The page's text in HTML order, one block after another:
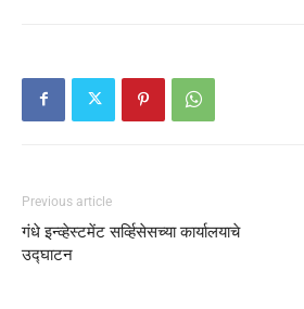
Previous article
गंधे इन्व्हेस्टमेंट सर्व्हिसेसच्या कार्यालयाचे
उद्घाटन